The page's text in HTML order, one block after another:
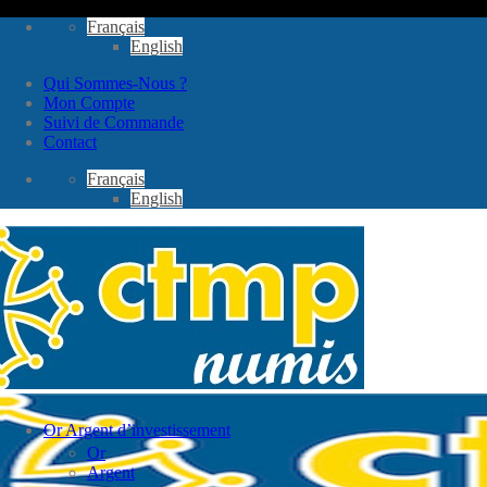
Passer
Français
English
Qui Sommes-Nous ?
Mon Compte
Suivi de Commande
Contact
Français
English
Or Argent d’investissement
Or
Argent